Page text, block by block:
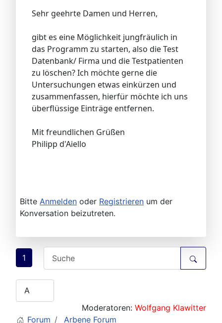
Sehr geehrte Damen und Herren,
gibt es eine Möglichkeit jungfräulich in
das Programm zu starten, also die Test
Datenbank/ Firma und die Testpatienten
zu löschen? Ich möchte gerne die
Untersuchungen etwas einkürzen und
zusammenfassen, hierfür möchte ich uns
überflüssige Einträge entfernen.
Mit freundlichen Grüßen
Philipp d'Aiello
Bitte Anmelden oder Registrieren um der
Konversation beizutreten.
1
Moderatoren: Wolfgang Klawitter
Forum
Arbene Forum